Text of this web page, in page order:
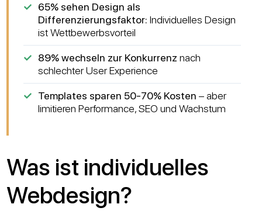
65% sehen Design als
Differenzierungsfaktor: Individuelles Design
ist Wettbewerbsvorteil
89% wechseln zur Konkurrenz nach
schlechter User Experience
Templates sparen 50-70% Kosten – aber
limitieren Performance, SEO und Wachstum
Was ist individuelles
Webdesign?